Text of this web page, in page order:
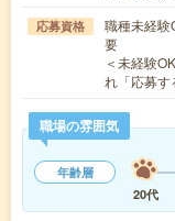
応募資格
職種未経験
要
＜未経験
れ「応募
職場の雰囲気
年齢層
20代